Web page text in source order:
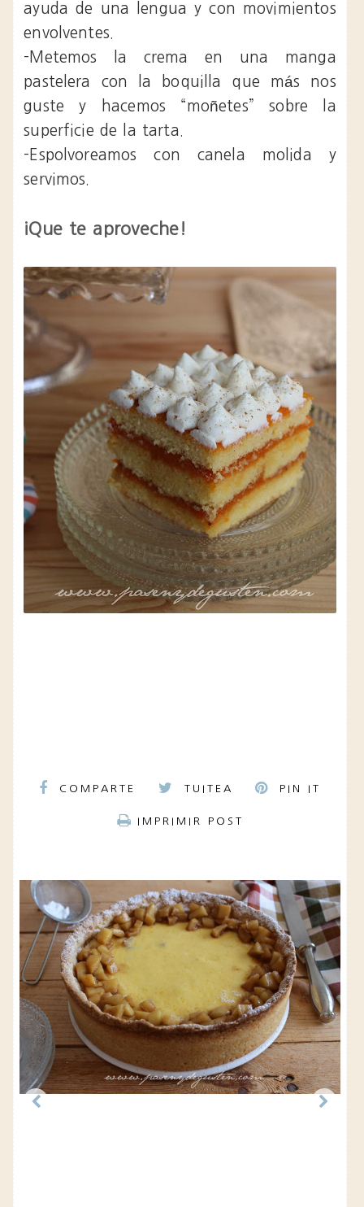
ayuda de una lengua y con movimientos
envolventes.
-Metemos la crema en una manga
pastelera con la boquilla que más nos
guste y hacemos “moñetes” sobre la
superficie de la tarta.
-Espolvoreamos con canela molida y
servimos.
¡Que te aproveche!
COMPARTE TUITEA PIN IT
IMPRIMIR POST